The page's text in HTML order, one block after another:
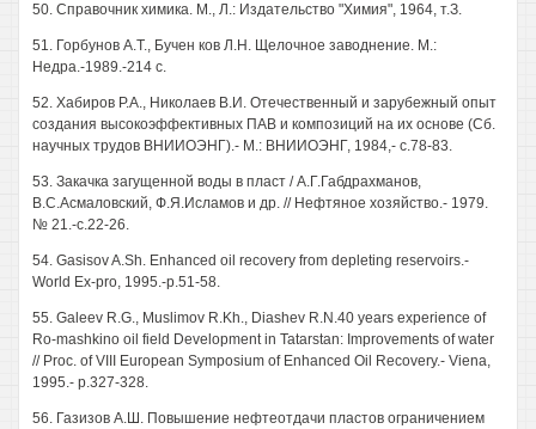
50. Справочник химика. М., Л.: Издательство "Химия", 1964, т.З.
51. Горбунов А.Т., Бучен ков Л.Н. Щелочное заводнение. М.:
Недра.-1989.-214 с.
52. Хабиров Р.А., Николаев В.И. Отечественный и зарубежный опыт
создания высокоэффективных ПАВ и композиций на их основе (Сб.
научных трудов ВНИИОЭНГ).- М.: ВНИИОЭНГ, 1984,- с.78-83.
53. Закачка загущенной воды в пласт / А.Г.Габдрахманов,
В.С.Асмаловский, Ф.Я.Исламов и др. // Нефтяное хозяйство.- 1979.
№ 21.-с.22-26.
54. Gasisov A.Sh. Enhanced oil recovery from depleting reservoirs.-
World Ex-pro, 1995.-p.51-58.
55. Galeev R.G., Muslimov R.Kh., Diashev R.N.40 years experience of
Ro-mashkino oil field Development in Tatarstan: Improvements of water
// Proc. of VIII European Symposium of Enhanced Oil Recovery.- Viena,
1995.- p.327-328.
56. Газизов А.Ш. Повышение нефтеотдачи пластов ограничением